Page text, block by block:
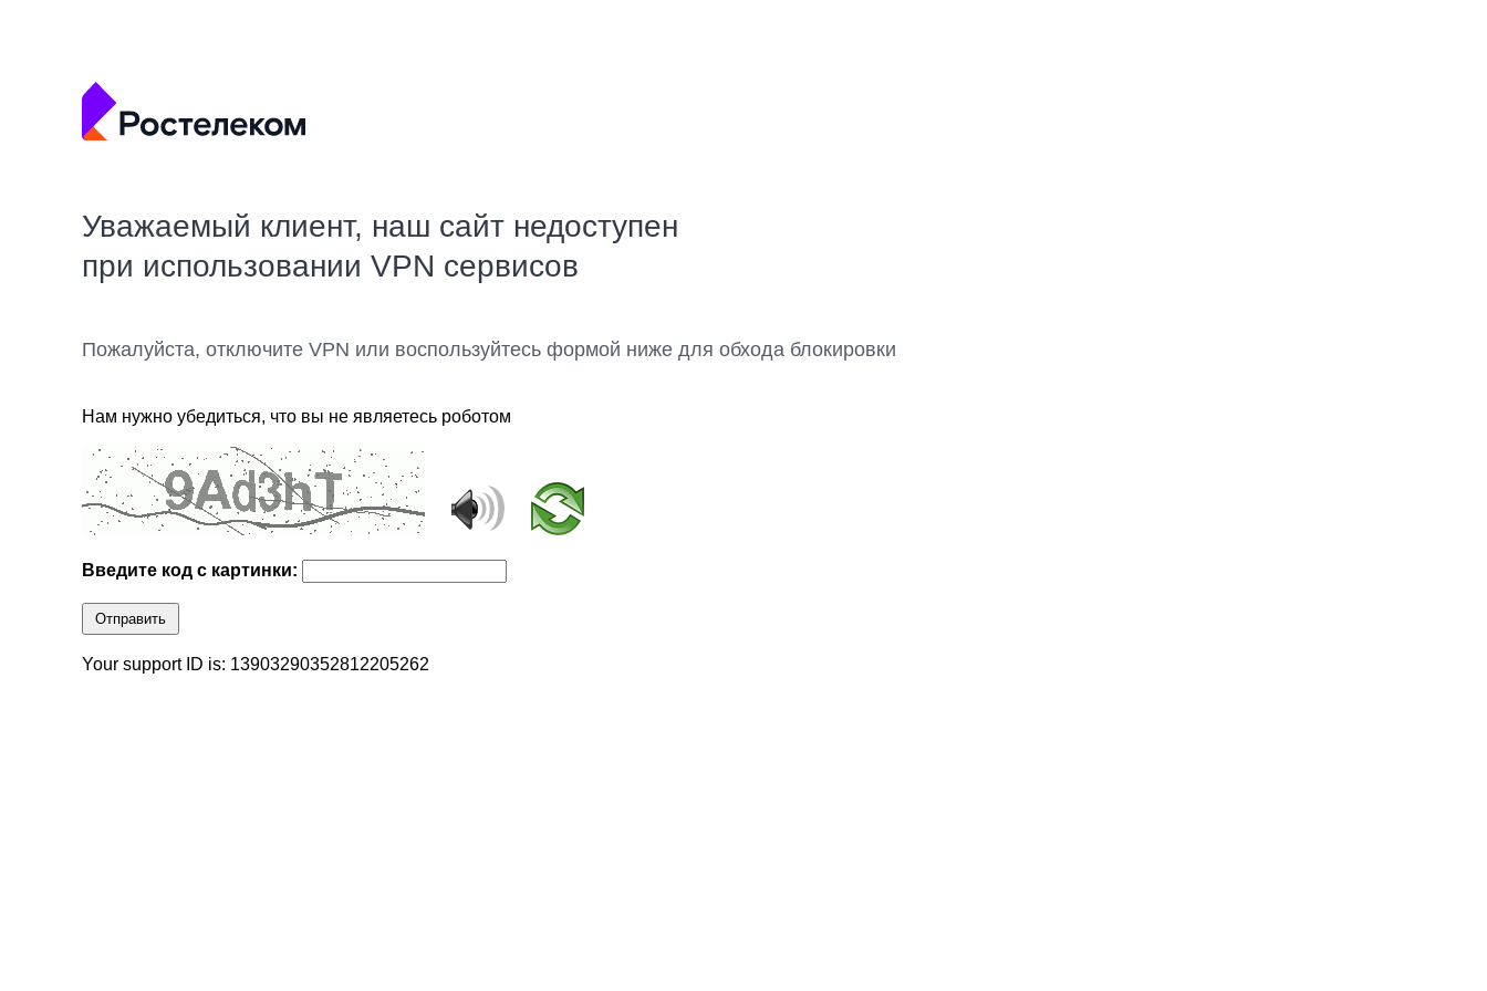
Уважаемый клиент, наш сайт недоступен
при использовании VPN сервисов
Пожалуйста, отключите VPN или воспользуйтесь формой ниже для обхода блокировки
Нам нужно убедиться, что вы не являетесь роботом
Введите код с картинки:
Отправить
Your support ID is: 13903290352812205262